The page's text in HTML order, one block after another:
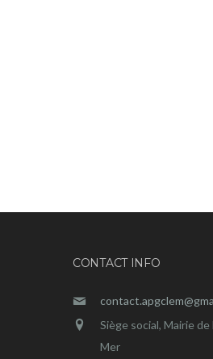
CONTACT INFO
Siège social, Mairie
Mer